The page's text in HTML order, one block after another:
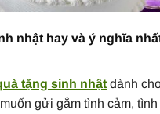
nhật hay và ý nghĩa
tặng sinh nhật dành
gửi gắm tình cảm, tình